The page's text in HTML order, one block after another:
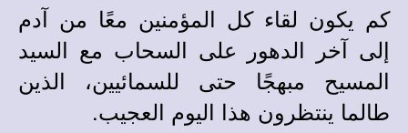
كم يكون لقاء كل المؤمنين معًا من آدم
إلى آخر الدهور على السحاب مع السيد
المسيح مبهجًا حتى للسمائيين، الذين
طالما ينتظرون هذا اليوم العجيب.